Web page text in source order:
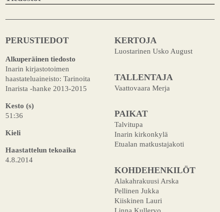
PERUSTIEDOT
Alkuperäinen tiedosto
Inarin kirjastotoimen
haastateluaineisto: Tarinoita
Inarista -hanke 2013-2015
Kesto (s)
51:36
Kieli
Haastattelun tekoaika
4.8.2014
KERTOJA
Luostarinen Usko August
TALLENTAJA
Vaattovaara Merja
PAIKAT
Talvitupa
Inarin kirkonkylä
Etualan matkustajakoti
KOHDEHENKILÖT
Alakahrakuusi Arska
Pellinen Jukka
Kiiskinen Lauri
Linna Kullervo